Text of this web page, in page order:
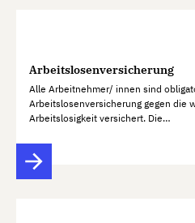
Arbeitslosenversicherung
Alle Arbeitnehmer/ innen sind
Arbeitslosenversicherung gegen die
Arbeitslosigkeit versichert. Die…